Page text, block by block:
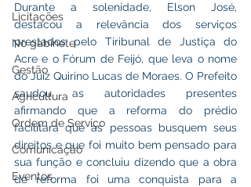
Licitações
No gabinete
Gestão
Agricultura
Ordem de Serviço
Comunicação
Eventos
Durante a solenidade, Elson José,
destacou a relevância dos serviços
prestados pelo Tiribunal de Justiça do
Acre e o Fórum de Feijó, que leva o nome
do Juiz Quirino Lucas de Moraes. O Prefeito
saudou as autoridades presentes
afirmando que a reforma do prédio
facilitará que as pessoas busquem seus
direitos e que foi muito bem pensado para
sua função e concluiu dizendo que a obra
de reforma foi uma conquista para a